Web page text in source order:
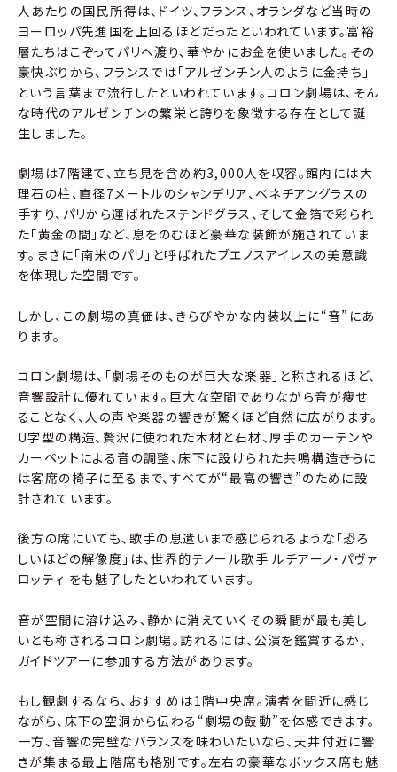
人あたりの国民所得は、ドイツ、フランス、オランダなど当時の
ヨーロッパ先進国を上回るほどだったといわれています。富裕
層たちはこぞってパリへ渡り、華やかにお金を使いました。その
豪快ぶりから、フランスでは「アルゼンチン人のように金持ち」
という言葉まで流行したといわれています。コロン劇場は、そん
な時代のアルゼンチンの繁栄と誇りを象徴する存在として誕
生しました。
劇場は7階建て、立ち見を含め約3,000人を収容。館内には大
理石の柱、直径7メートルのシャンデリア、ベネチアングラスの
手すり、パリから運ばれたステンドグラス、そして金箔で彩られ
た「黄金の間」など、息をのむほど豪華な装飾が施されていま
す。まさに「南米のパリ」と呼ばれたブエノスアイレスの美意識
を体現した空間です。
しかし、この劇場の真価は、きらびやかな内装以上に“音”にあ
ります。
コロン劇場は、「劇場そのものが巨大な楽器」と称されるほど、
音響設計に優れています。巨大な空間でありながら音が痩せ
ることなく、人の声や楽器の響きが驚くほど自然に広がります。
U字型の構造、贅沢に使われた木材と石材、厚手のカーテンや
カーペットによる音の調整、床下に設けられた共鳴構造――さらに
は客席の椅子に至るまで、すべてが“最高の響き”のために設
計されています。
後方の席にいても、歌手の息遣いまで感じられるような「恐ろ
しいほどの解像度」は、世界的テノール歌手 ルチアーノ・パヴァ
ロッティ をも魅了したといわれています。
音が空間に溶け込み、静かに消えていく――その瞬間が最も美し
いとも称されるコロン劇場。訪れるには、公演を鑑賞するか、
ガイドツアーに参加する方法があります。
もし観劇するなら、おすすめは1階中央席。演者を間近に感じ
ながら、床下の空洞から伝わる“劇場の鼓動”を体感できます。
一方、音響の完璧なバランスを味わいたいなら、天井付近に響
きが集まる最上階席も格別です。左右の豪華なボックス席も魅